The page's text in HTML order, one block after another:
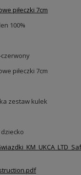
piłeczki 7cm
100%
piłeczki 7cm
zestaw kulek